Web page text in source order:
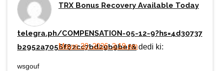
TRX Bonus Recovery Available Today
telegra.ph/COMPENSATION-05-12-9?hs=4d30737
b2952a7056f82cc7bd29b9bef& dedi ki:
Mayıs 30, 2026, 3:19 pm
wsgouf